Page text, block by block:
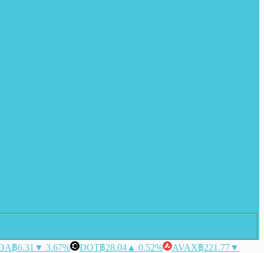
฿6.31 ▼ 3.67% DOT฿28.04 ▲ 0.52% AVAX฿221.77▼